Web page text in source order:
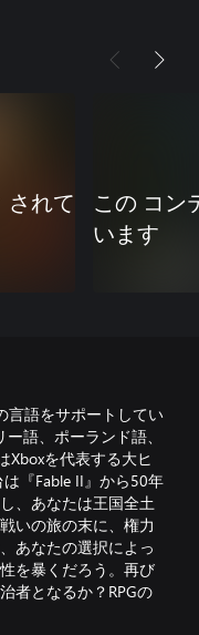
されて
この コン
います
言語をサポートしてい
語、ポーランド語、
Xboxを代表する大ヒ
『Fable II』から50年
、あなたは王国全土
いの旅の末に、権力
あなたの選択によっ
を暴くだろう。再び
者となるか？RPGの